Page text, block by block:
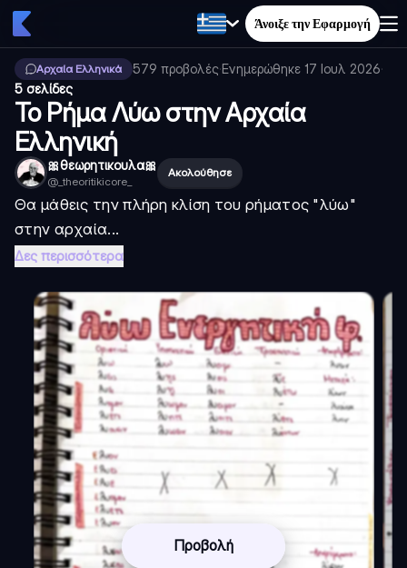
Άνοιξε την Εφαρμογή
Αρχαία Ελληνικά 579 προβολές·Ενημερώθηκε 17 Ιουλ 2026·
5 σελίδες
Το Ρήμα Λύω στην Αρχαία
Ελληνική
🎀θεωρητικουλα🎀
@ _theoritikicore_
Ακολούθησε
Θα μάθεις την πλήρη κλίση του ρήματος "λύω"
στην αρχαία...
Δες περισσότερα
Προβολή